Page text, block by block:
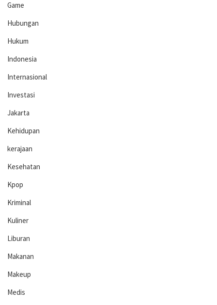
Game
Hubungan
Hukum
Indonesia
Internasional
Investasi
Jakarta
Kehidupan
kerajaan
Kesehatan
Kpop
Kriminal
Kuliner
Liburan
Makanan
Makeup
Medis